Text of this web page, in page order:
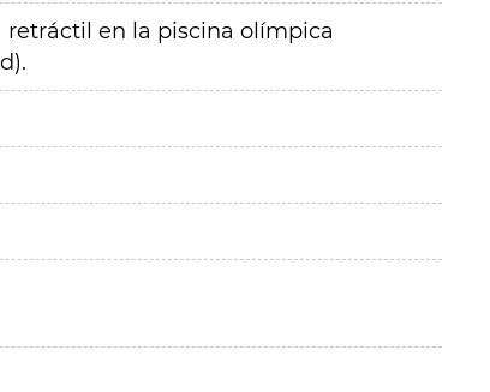
en la piscina olímpica